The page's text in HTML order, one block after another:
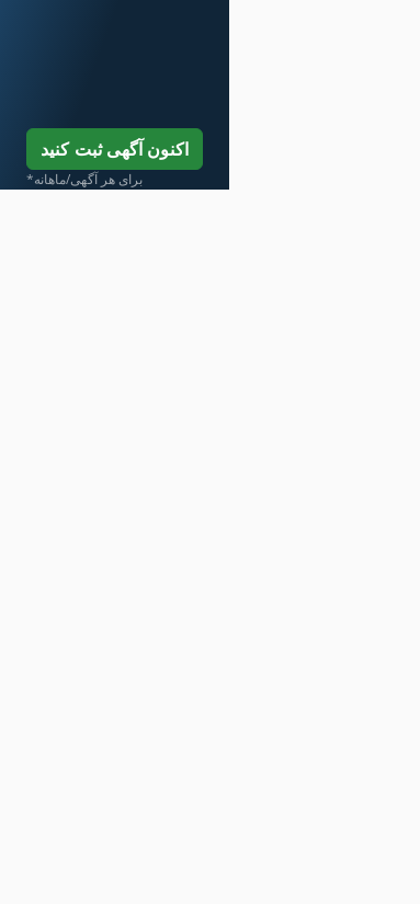
اکنون آگهی ثبت کنید
*برای هر آگهی/ماهانه